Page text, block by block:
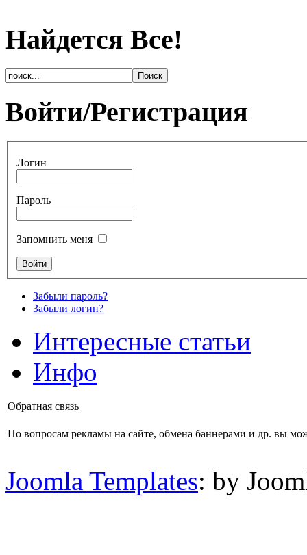
Найдется Все!
Войти/Регистрация
Логин
Пароль
Запомнить меня
Забыли пароль?
Забыли логин?
Интересные статьи
Инфо
Обратная связь
По вопросам рекламы на сайте, обмена баннерами и др. вы
Joomla Templates: by